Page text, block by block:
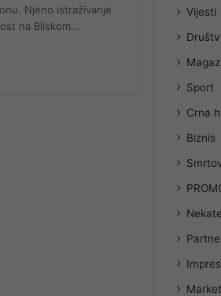
Njeno istraživanje
na Bliskom…
Vijesti
Sport
Crna
Biznis